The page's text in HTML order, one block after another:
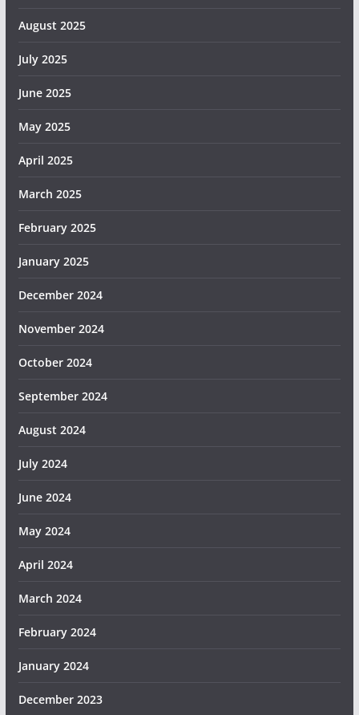
August 2025
July 2025
June 2025
May 2025
April 2025
March 2025
February 2025
January 2025
December 2024
November 2024
October 2024
September 2024
August 2024
July 2024
June 2024
May 2024
April 2024
March 2024
February 2024
January 2024
December 2023